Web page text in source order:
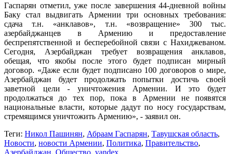
Гаспарян отметил, уже после завершения 44-дневной войны
Баку стал выдвигать Армении три основных требования:
сдача т.н. «анклавов», т.н. «возвращение» 300 тыс.
азербайджанцев в Армению и предоставление
беспрепятственной и бесперебойной связи с Нахиджеваном.
Сегодня, Азербайджан требует возвращения анклавов,
обещая, что якобы после этого будет подписан мирный
договор. «Даже если будет подписано 100 договоров о мире,
Азербайджан будет продолжать попытки достичь своей
заветной цели - уничтожения Армении. И это будет
продолжаться до тех пор, пока в Армении не появятся
национальные власти, которые дадут по носу государствам,
стремящимся уничтожить Армению», - заявил он.
Теги: Никол Пашинян, Абраам Гаспарян, Тавушская область,
Новости, новости Армении, Политика, Правительство,
Азербайджан, Общество, yandex